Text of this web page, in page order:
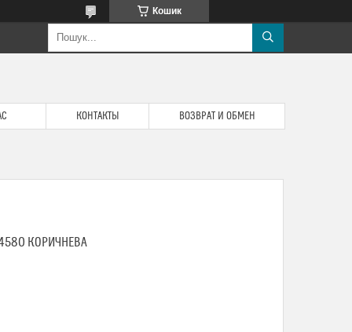
Кошик
КОНТАКТЫ ВОЗВРАТ И ОБМЕН
КОРИЧНЕВА